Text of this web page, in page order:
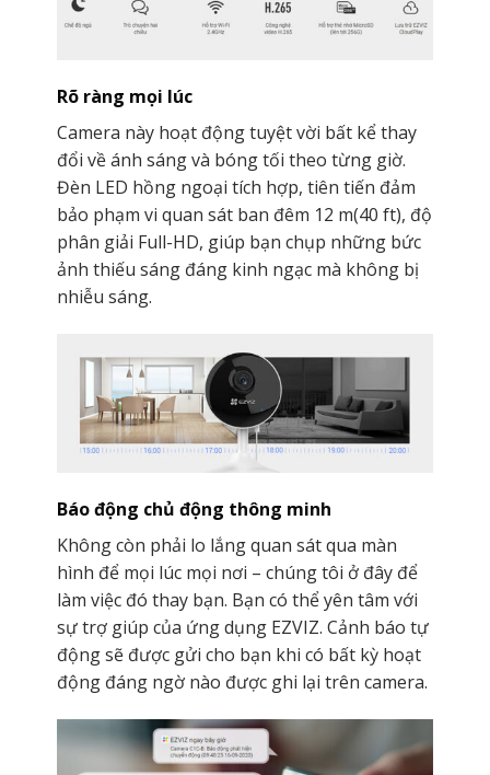
Rõ ràng mọi lúc
Camera này hoạt động tuyệt vời bất kể thay
đổi về ánh sáng và bóng tối theo từng giờ.
Đèn LED hồng ngoại tích hợp, tiên tiến đảm
bảo phạm vi quan sát ban đêm 12 m(40 ft), độ
phân giải Full-HD, giúp bạn chụp những bức
ảnh thiếu sáng đáng kinh ngạc mà không bị
nhiễu sáng.
Báo động chủ động thông minh
Không còn phải lo lắng quan sát qua màn
hình để mọi lúc mọi nơi – chúng tôi ở đây để
làm việc đó thay bạn. Bạn có thể yên tâm với
sự trợ giúp của ứng dụng EZVIZ. Cảnh báo tự
động sẽ được gửi cho bạn khi có bất kỳ hoạt
động đáng ngờ nào được ghi lại trên camera.